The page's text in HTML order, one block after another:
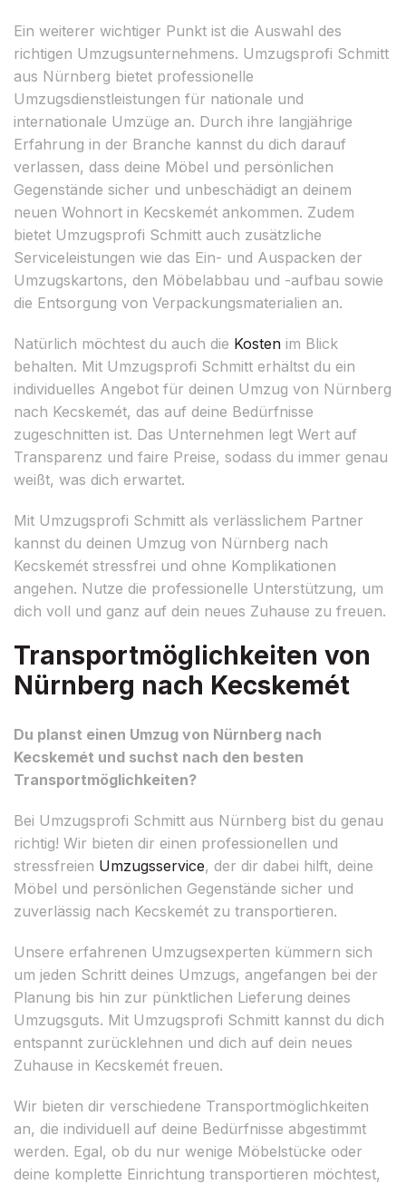
Ein weiterer wichtiger Punkt ist die Auswahl des
richtigen Umzugsunternehmens. Umzugsprofi Schmitt
aus Nürnberg bietet professionelle
Umzugsdienstleistungen für nationale und
internationale Umzüge an. Durch ihre langjährige
Erfahrung in der Branche kannst du dich darauf
verlassen, dass deine Möbel und persönlichen
Gegenstände sicher und unbeschädigt an deinem
neuen Wohnort in Kecskemét ankommen. Zudem
bietet Umzugsprofi Schmitt auch zusätzliche
Serviceleistungen wie das Ein- und Auspacken der
Umzugskartons, den Möbelabbau und -aufbau sowie
die Entsorgung von Verpackungsmaterialien an.
Natürlich möchtest du auch die Kosten im Blick
behalten. Mit Umzugsprofi Schmitt erhältst du ein
individuelles Angebot für deinen Umzug von Nürnberg
nach Kecskemét, das auf deine Bedürfnisse
zugeschnitten ist. Das Unternehmen legt Wert auf
Transparenz und faire Preise, sodass du immer genau
weißt, was dich erwartet.
Mit Umzugsprofi Schmitt als verlässlichem Partner
kannst du deinen Umzug von Nürnberg nach
Kecskemét stressfrei und ohne Komplikationen
angehen. Nutze die professionelle Unterstützung, um
dich voll und ganz auf dein neues Zuhause zu freuen.
Transportmöglichkeiten von
Nürnberg nach Kecskemét
Du planst einen Umzug von Nürnberg nach
Kecskemét und suchst nach den besten
Transportmöglichkeiten?
Bei Umzugsprofi Schmitt aus Nürnberg bist du genau
richtig! Wir bieten dir einen professionellen und
stressfreien Umzugsservice, der dir dabei hilft, deine
Möbel und persönlichen Gegenstände sicher und
zuverlässig nach Kecskemét zu transportieren.
Unsere erfahrenen Umzugsexperten kümmern sich
um jeden Schritt deines Umzugs, angefangen bei der
Planung bis hin zur pünktlichen Lieferung deines
Umzugsguts. Mit Umzugsprofi Schmitt kannst du dich
entspannt zurücklehnen und dich auf dein neues
Zuhause in Kecskemét freuen.
Wir bieten dir verschiedene Transportmöglichkeiten
an, die individuell auf deine Bedürfnisse abgestimmt
werden. Egal, ob du nur wenige Möbelstücke oder
deine komplette Einrichtung transportieren möchtest,